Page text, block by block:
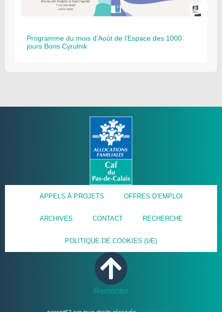
Programme du mois d’Août de l’Espace des 1000
jours Boris Cyrulnik
APPELS À PROJETS OFFRES D’EMPLOI
ARCHIVES CONTACT RECHERCHE
POLITIQUE DE COOKIES (UE)
Remonter